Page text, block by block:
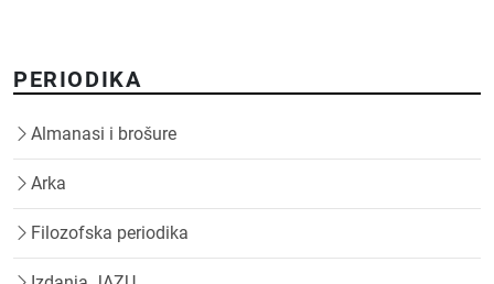
PERIODIKA
Almanasi i brošure
Arka
Filozofska periodika